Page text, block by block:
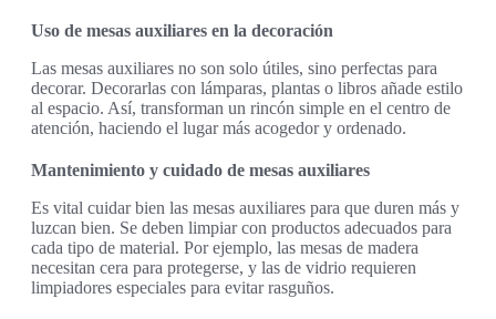
Uso de mesas auxiliares en la decoración
Las mesas auxiliares no son solo útiles, sino perfectas para
decorar. Decorarlas con lámparas, plantas o libros añade estilo
al espacio. Así, transforman un rincón simple en el centro de
atención, haciendo el lugar más acogedor y ordenado.
Mantenimiento y cuidado de mesas auxiliares
Es vital cuidar bien las mesas auxiliares para que duren más y
luzcan bien. Se deben limpiar con productos adecuados para
cada tipo de material. Por ejemplo, las mesas de madera
necesitan cera para protegerse, y las de vidrio requieren
limpiadores especiales para evitar rasguños.